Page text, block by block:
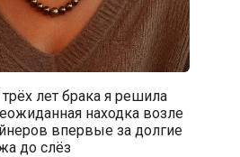
лет брака я решила
находка возле
впервые за долгие
до слёз